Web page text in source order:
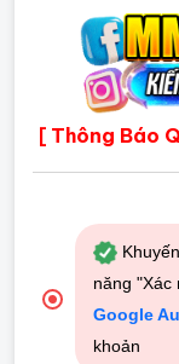
[ Thông Báo
năng "Xác
Google
khoản